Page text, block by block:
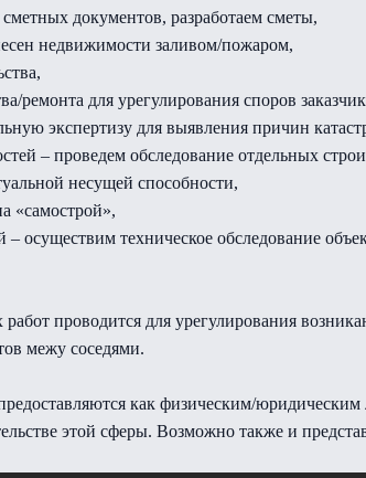
документов, разработаем сметы,
недвижимости заливом/пожаром,
ремонта для урегулирования споров
экспертизу для выявления причин
– проведем обследование отдельных
несущей способности,
«самострой»,
– осуществим техническое обследование
проводится для урегулирования
межу соседями.
как физическим/
этой сферы. Возможно также и